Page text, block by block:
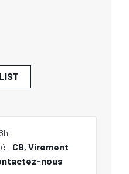
- CB, Virement
nous